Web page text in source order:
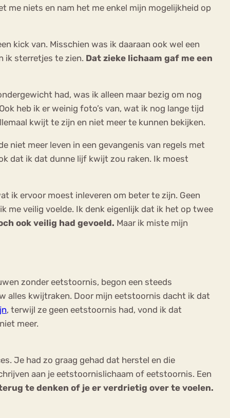
me niets en nam het me enkel mijn mogelijkheid op
kick van. Misschien was ik daaraan ook wel een
ik sterretjes te zien. Dat zieke lichaam gaf me een
had, was ik alleen maar bezig om nog
heb ik er weinig foto’s van, wat ik nog lange tijd
kwijt te zijn en niet meer te kunnen bekijken.
niet meer leven in een gevangenis van regels met
dat ik dat dunne lijf kwijt zou raken. Ik moest
ik ervoor moest inleveren om beter te zijn. Geen
me veilig voelde. Ik denk eigenlijk dat ik het op twee
ook veilig had gevoeld. Maar ik miste mijn
zonder eetstoornis, begon een steeds
alles kwijtraken. Door mijn eetstoornis dacht ik dat
, terwijl ze geen eetstoornis had, vond ik dat
meer.
Je had zo graag gehad dat herstel en die
aan je eetstoornislichaam of eetstoornis. Een
te denken of je er verdrietig over te voelen.